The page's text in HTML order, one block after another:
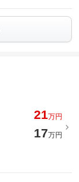
21万円
17万円